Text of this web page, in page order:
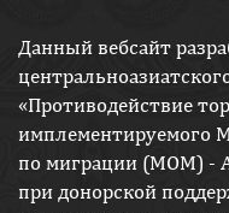
Данный вебсайт
«Противодействие
имплементируемого
по миграции (МОМ) -
при донорской